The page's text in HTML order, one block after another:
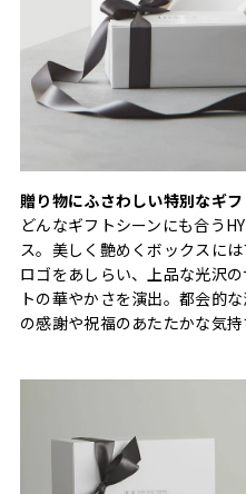
贈り物にふさわしい特別なギ
どんなギフトシーンにも合う
ス。美しく艶めくボックスに
ロゴをあしらい、上品な光沢
トの華やかさを演出。都会的
の感謝や祝福のあたたかな気持